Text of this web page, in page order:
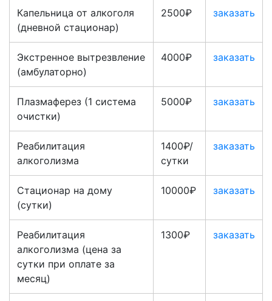
Капельница от алкоголя
(дневной стационар)
2500₽ заказать
Экстренное вытрезвление
(амбулаторно)
4000₽ заказать
Плазмаферез (1 система
очистки)
5000₽ заказать
Реабилитация
алкоголизма
1400₽/
сутки
заказать
Стационар на дому
(сутки)
10000₽ заказать
Реабилитация
алкоголизма (цена за
сутки при оплате за
месяц)
1300₽ заказать